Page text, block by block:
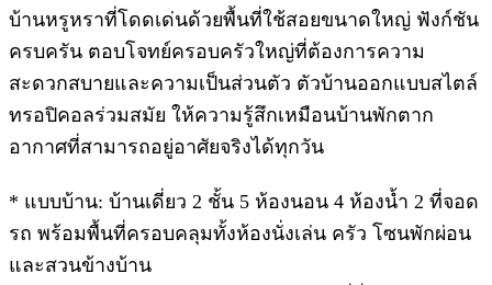
บ้านหรูหราที่โดดเด่นด้วยพื้นที่ใช้สอยขนาดใหญ่ ฟังก์ชัน
ครบครัน ตอบโจทย์ครอบครัวใหญ่ที่ต้องการความ
สะดวกสบายและความเป็นส่วนตัว ตัวบ้านออกแบบสไตล์
ทรอปิคอลร่วมสมัย ให้ความรู้สึกเหมือนบ้านพักตาก
อากาศที่สามารถอยู่อาศัยจริงได้ทุกวัน
* แบบบ้าน: บ้านเดี่ยว 2 ชั้น 5 ห้องนอน 4 ห้องน้ำ 2 ที่จอด
รถ พร้อมพื้นที่ครอบคลุมทั้งห้องนั่งเล่น ครัว โซนพักผ่อน
และสวนข้างบ้าน